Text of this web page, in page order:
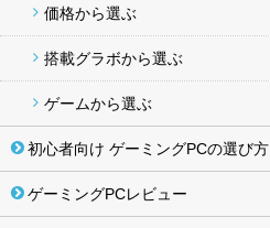
価格から選ぶ
搭載グラボから選ぶ
ゲームから選ぶ
初心者向け ゲーミングPCの選び方
ゲーミングPCレビュー